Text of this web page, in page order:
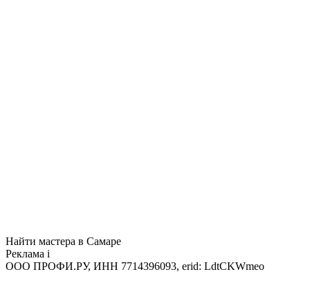
Найти мастера в Самаре
Реклама i
ООО ПРОФИ.РУ, ИНН 7714396093, erid: LdtCKWmeo